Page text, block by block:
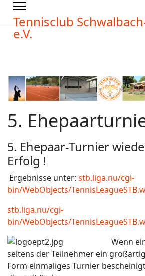
Tennisclub
e.V.
5.
5. Ehepaar-Turnier
Erfolg !
Ergebnisse unter: stb.liga.nu/cgi-
bin/WebObjects/
stb.liga.nu/cgi-
bin/WebObjects/
Wenn
seitens der Teilnehmer ein
Form einmaliges Turnier